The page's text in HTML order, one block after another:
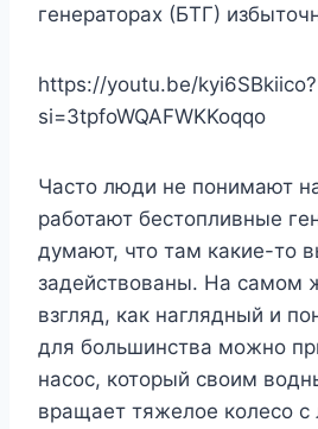
генераторах (БТГ)
https://youtu.be/kyi6SBkiico?
si=3tpfoWQAFWKKoqqo
Часто люди не понимают
работают бестопливные
думают, что там какие-то
задействованы. На самом
взгляд, как наглядный и
для большинства можно
насос, который своим
вращает тяжелое колесо с